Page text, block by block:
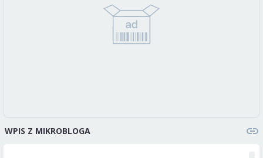
WPIS Z MIKROBLOGA